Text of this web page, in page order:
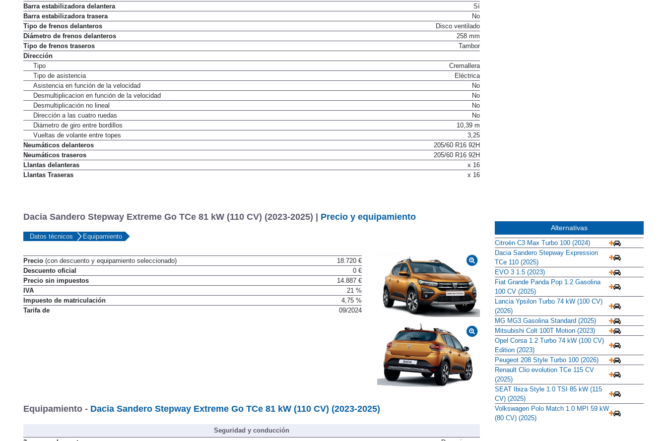
Muelle suspensión trasera
Resorte helicoidal
Barra estabilizadora delantera
Sí
Barra estabilizadora trasera
No
Tipo de frenos delanteros
Disco ventilado
Diámetro de frenos delanteros
258 mm
Tipo de frenos traseros
Dirección
Tipo
Cremallera
Tipo de asistencia
Eléctrica
Asistencia en función de la velocidad
No
Desmultiplicacion en función de la velocidad
No
Desmultiplicación no lineal
No
Dirección a las cuatro ruedas
No
Diámetro de giro entre bordillos
10,39 m
Vueltas de volante entre topes
3,25
Neumáticos delanteros
205/60 R16 92H
Neumáticos traseros
205/60 R16 92H
Llantas delanteras
x 16
Dacia Sandero Stepway Extreme Go TCe 81 kW (110 CV) (2023-2025) | Precio y equipamiento
Precio(con descuento y equipamiento seleccionado)
18.720 €
Descuento oficial
0 €
Precio sin impuestos
14.887 €
IVA
21 %
Impuesto de matriculación
4,75 %
Equipamiento - Dacia Sandero Stepway Extreme Go TCe 81 kW (110 CV) (2023-2025)
Seguridad y conducción
Alternativas
Citroën C3 Max Turbo 100 (2024)
Dacia Sandero Stepway Expression
TCe 110 (2025)
EVO 3 1.5 (2023)
Fiat Grande Panda Pop 1.2 Gasolina
100 CV (2025)
Lancia Ypsilon Turbo 74 kW (100 CV)
(2026)
MG MG3 Gasolina Standard (2025)
Mitsubishi Colt 100T Motion (2023)
Opel Corsa 1.2 Turbo 74 kW (100 CV)
Edition (2023)
Peugeot 208 Style Turbo 100 (2026)
Renault Clio evolution TCe 115 CV
(2025)
SEAT Ibiza Style 1.0 TSI 85 kW (115
CV) (2025)
Volkswagen Polo Match 1.0 MPI 59 kW